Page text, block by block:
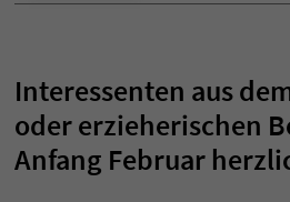
Interessenten aus
oder erzieherischen
Anfang Februar